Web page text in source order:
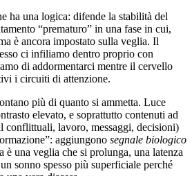
ha una logica: difende la stabilità del
“prematuro” in una fase in cui,
è ancora impostato sulla veglia. Il
ci infiliamo dentro proprio con
di addormentarci mentre il cervello
i circuiti di attenzione.
più di quanto si ammetta. Luce
elevato, e soprattutto contenuti ad
conflittuali, lavoro, messaggi, decisioni)
aggiungono segnale biologico
è una veglia che si prolunga, una latenza
sonno spesso più superficiale perché